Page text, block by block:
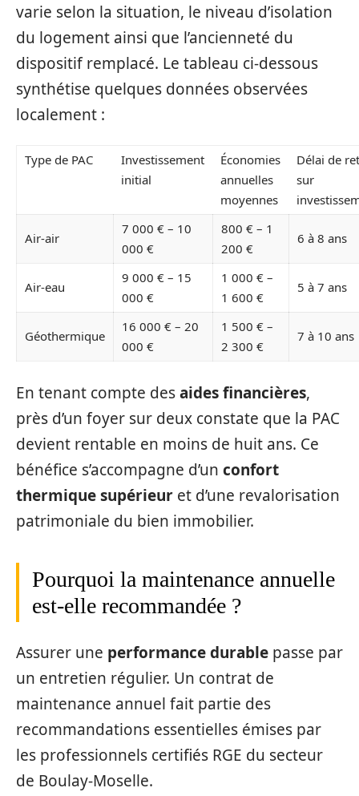
varie selon la situation, le niveau d’isolation
du logement ainsi que l’ancienneté du
dispositif remplacé. Le tableau ci-dessous
synthétise quelques données observées
localement :
Type de PAC
Investissement
initial
Économies
annuelles
moyennes
Délai de
sur
Air-air
7 000 € – 10
000 €
800 € – 1
200 €
6 à 8 ans
Air-eau
9 000 € – 15
000 €
1 000 € –
1 600 €
5 à 7 ans
Géothermique
16 000 € – 20
000 €
1 500 € –
2 300 €
7 à 10 ans
En tenant compte desaides financières,
près d’un foyer sur deux constate que la PAC
devient rentable en moins de huit ans. Ce
bénéfice s’accompagne d’un confort
thermique supérieur et d’une revalorisation
patrimoniale du bien immobilier.
Pourquoi la maintenance annuelle
est-elle recommandée ?
Assurer une performance durable passe par
un entretien régulier. Un contrat de
maintenance annuel fait partie des
recommandations essentielles émises par
les professionnels certifiés RGE du secteur
de Boulay-Moselle.